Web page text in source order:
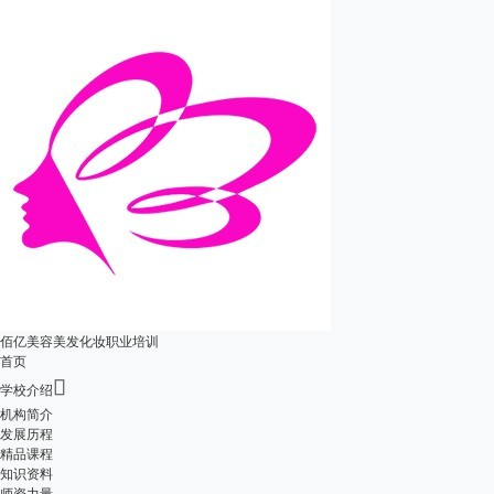
佰亿美容美发化妆职业培训
首页
学校介绍
机构简介
发展历程
精品课程
知识资料